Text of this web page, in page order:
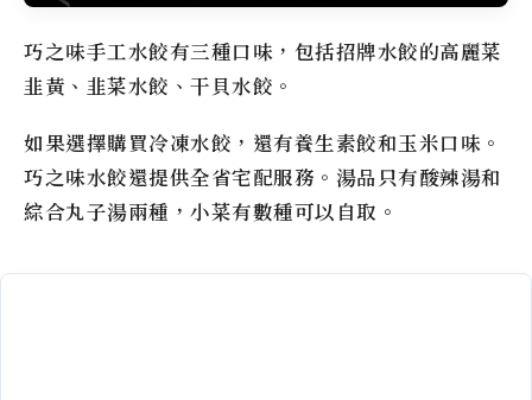
巧之味手工水餃有三種口味，包括招牌水餃的高麗菜
韭黃、韭菜水餃、干貝水餃。
如果選擇購買冷凍水餃，還有養生素餃和玉米口味。
巧之味水餃還提供全省宅配服務。湯品只有酸辣湯和
綜合丸子湯兩種，小菜有數種可以自取。